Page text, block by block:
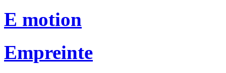
E motion
Empreinte